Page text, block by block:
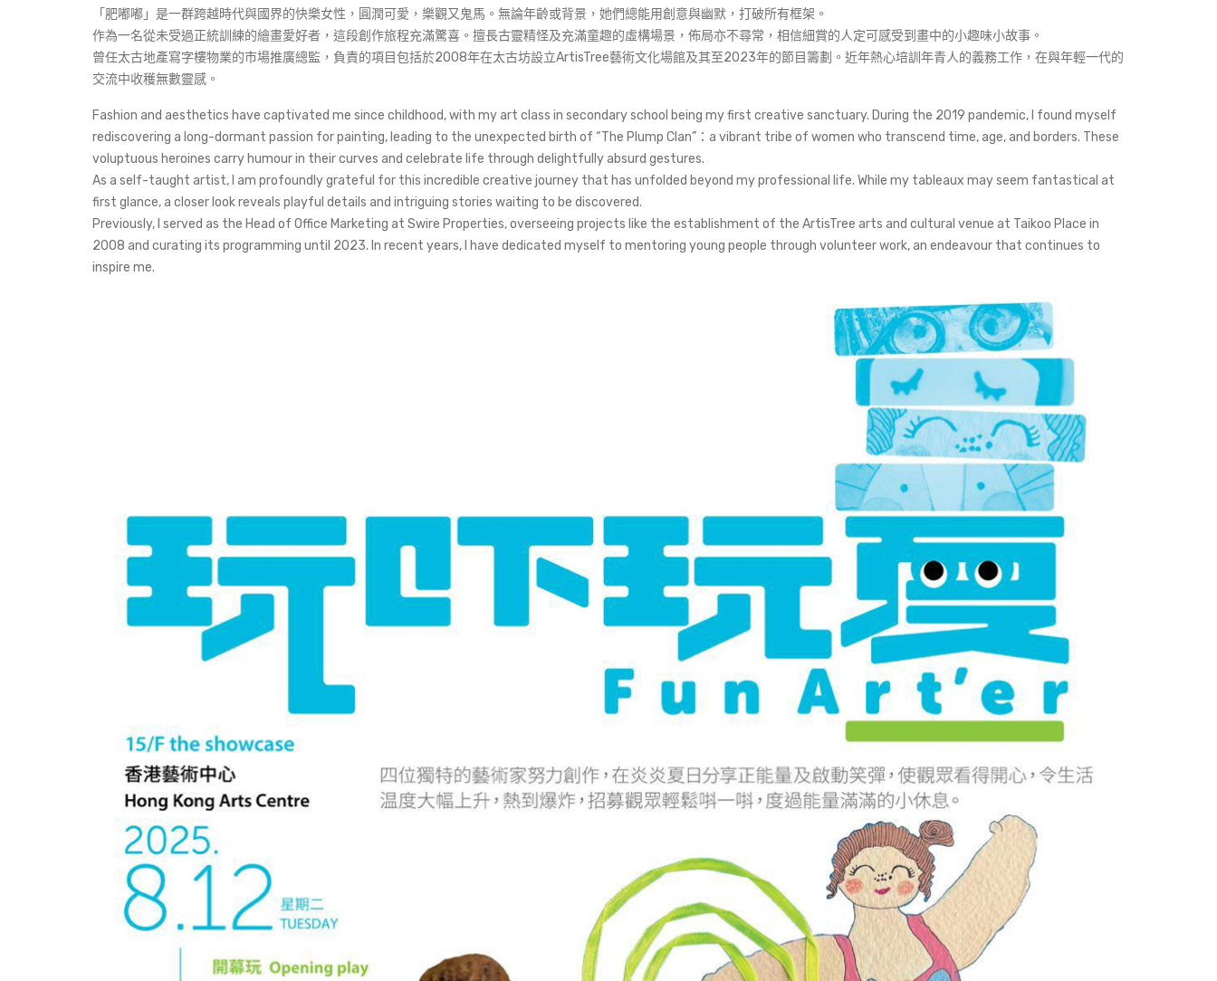
「肥嘟嘟」是一群跨越時代與國界的快樂女性，圓潤可愛，樂觀又鬼馬。無論年齡或背景，她們總能用創意與幽默，打破所有框架。
作為一名從未受過正統訓練的繪畫愛好者，這段創作旅程充滿驚喜。擅長古靈精怪及充滿童趣的虛構場景，佈局亦不尋常，相信細賞的人定可感受到畫中的小趣味小故事。
曾任太古地產寫字樓物業的市場推廣總監，負責的項目包括於2008年在太古坊設立ArtisTree藝術文化場館及其至2023年的節目籌劃。近年熱心培訓年青人的義務工作，在與年輕一代的
交流中收穫無數靈感。
Fashion and aesthetics have captivated me since childhood, with my art class in secondary school being my first creative sanctuary. During the 2019 pandemic, I found myself
rediscovering a long-dormant passion for painting, leading to the unexpected birth of “The Plump Clan”：a vibrant tribe of women who transcend time, age, and borders. These
voluptuous heroines carry humour in their curves and celebrate life through delightfully absurd gestures.
As a self-taught artist, I am profoundly grateful for this incredible creative journey that has unfolded beyond my professional life. While my tableaux may seem fantastical at
first glance, a closer look reveals playful details and intriguing stories waiting to be discovered.
Previously, I served as the Head of Office Marketing at Swire Properties, overseeing projects like the establishment of the ArtisTree arts and cultural venue at Taikoo Place in
2008 and curating its programming until 2023. In recent years, I have dedicated myself to mentoring young people through volunteer work, an endeavour that continues to
inspire me.